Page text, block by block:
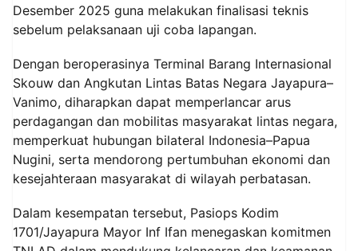
Desember 2025 guna melakukan finalisasi teknis
sebelum pelaksanaan uji coba lapangan.
Dengan beroperasinya Terminal Barang Internasional
Skouw dan Angkutan Lintas Batas Negara Jayapura–
Vanimo, diharapkan dapat memperlancar arus
perdagangan dan mobilitas masyarakat lintas negara,
memperkuat hubungan bilateral Indonesia–Papua
Nugini, serta mendorong pertumbuhan ekonomi dan
kesejahteraan masyarakat di wilayah perbatasan.
Dalam kesempatan tersebut, Pasiops Kodim
1701/Jayapura Mayor Inf Ifan menegaskan komitmen